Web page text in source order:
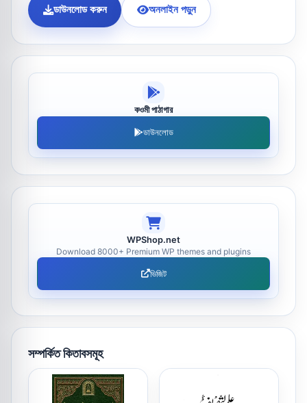
ডাউনলোড করুন অনলাইন পড়ুন
কওমী পাঠাগার
ডাউনলোড
WPShop.net
Download 8000+ Premium WP themes and plugins
ভিজিট
সম্পর্কিত কিতাবসমূহ